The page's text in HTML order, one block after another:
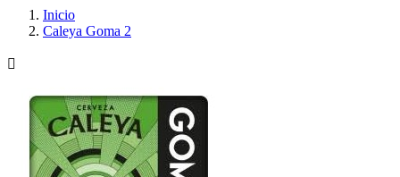
Inicio
Caleya Goma 2
